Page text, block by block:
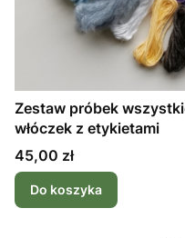
Zestaw próbek
włóczek z etykietami
Cena
45,00 zł
Do koszyka